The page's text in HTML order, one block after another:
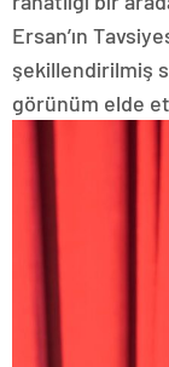
Ersan’ın
şekillendirilmiş
görünüm elde